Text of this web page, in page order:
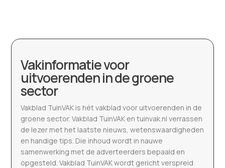
Vakinformatie voor
uitvoerenden in de groene
sector
Vakblad TuinVAK is hét vakblad voor uitvoerenden in de
groene sector. Vakblad TuinVAK en tuinvak.nl verrassen
de lezer met het laatste nieuws, wetenswaardigheden
en handige tips. Die inhoud wordt in nauwe
samenwerking met de adverteerders bepaald en
opgesteld. Vakblad TuinVAK wordt gericht verspreid